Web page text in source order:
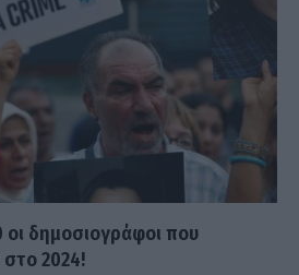
οι δημοσιογράφοι που
2024!